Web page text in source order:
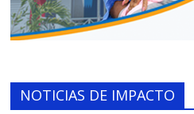
NOTICIAS DE IMPACTO